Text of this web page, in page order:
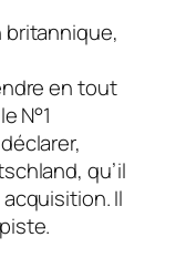
en tout
N°1
qu’il
Il